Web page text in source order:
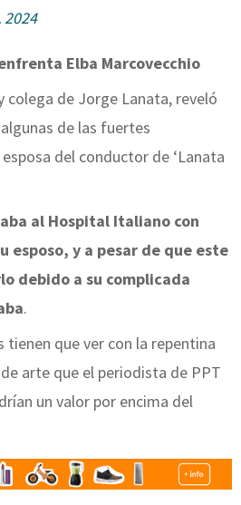
Elba Marcovecchio
colega de Jorge Lanata, reveló
algunas de las fuertes
del conductor de ‘Lanata
al Hospital Italiano con
esposo, y a pesar de que este
debido a su complicada
.
tienen que ver con la repentina
arte que el periodista de PPT
un valor por encima del